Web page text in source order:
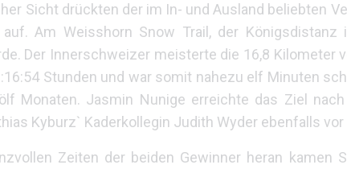
Sicht drückten der im In- und Ausland beliebten
Am Weisshorn Snow Trail, der
Der Innerschweizer meisterte die 16,8 Kilometer
Stunden und war somit nahezu elf Minuten
Monaten. Jasmin Nunige erreichte das Ziel
Kyburz` Kaderkollegin Judith Wyder ebenfalls
Zeiten der beiden Gewinner heran